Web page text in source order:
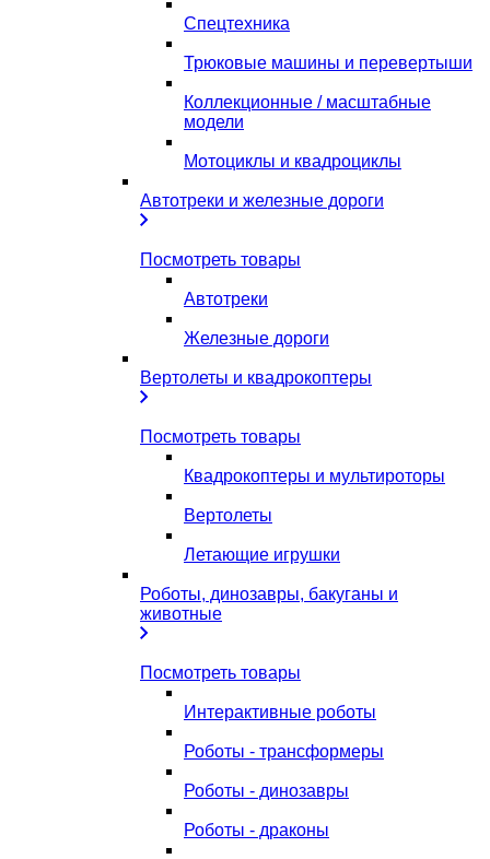
Спецтехника
Трюковые машины и перевертыши
Коллекционные / масштабные
модели
Мотоциклы и квадроциклы
Автотреки и железные дороги
Посмотреть товары
Автотреки
Железные дороги
Вертолеты и квадрокоптеры
Посмотреть товары
Квадрокоптеры и мультироторы
Вертолеты
Летающие игрушки
Роботы, динозавры, бакуганы и
животные
Посмотреть товары
Интерактивные роботы
Роботы - трансформеры
Роботы - динозавры
Роботы - драконы